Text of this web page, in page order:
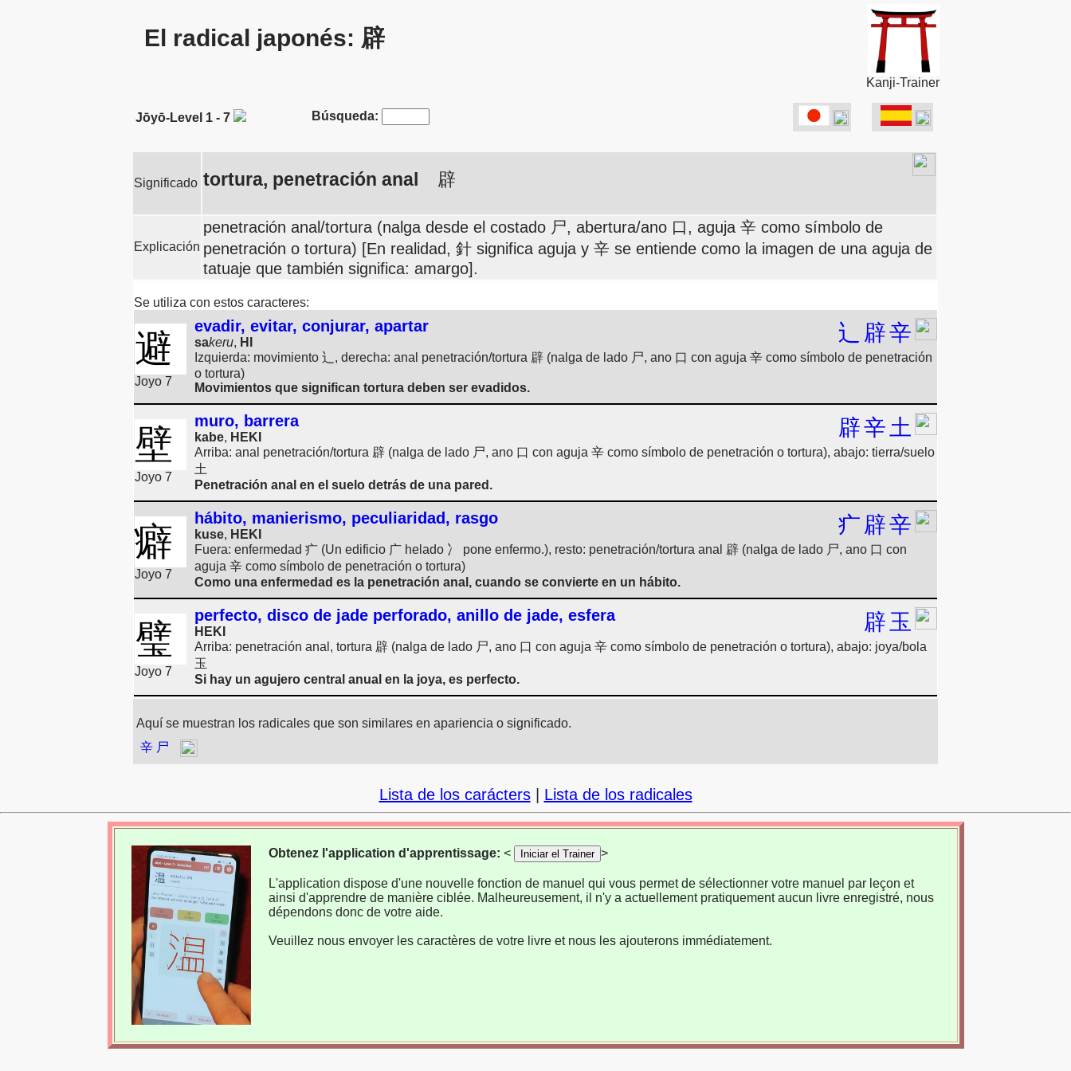
El radical japonés: 辟
Kanji-Trainer
Jōyō-Level 1 - 7 Búsqueda:
Significado tortura, penetración anal 辟
Explicación
penetración anal/tortura (nalga desde el costado 尸, abertura/ano 口, aguja 辛 como símbolo de
penetración o tortura) [En realidad, 針 significa aguja y 辛 se entiende como la imagen de una aguja de
tatuaje que también significa: amargo].
Se utiliza con estos caracteres:
避
Joyo 7
evadir, evitar, conjurar, apartar
sakeru, HI 辶 辟辛
Izquierda: movimiento 辶, derecha: anal penetración/tortura 辟 (nalga de lado 尸, ano 口 con aguja 辛 como símbolo de penetración
o tortura)
Movimientos que significan tortura deben ser evadidos.
壁
Joyo 7
muro, barrera
kabe, HEKI 辟辛 土
Arriba: anal penetración/tortura 辟 (nalga de lado 尸, ano 口 con aguja 辛 como símbolo de penetración o tortura), abajo: tierra/suelo
土
Penetración anal en el suelo detrás de una pared.
癖
Joyo 7
hábito, manierismo, peculiaridad, rasgo
kuse, HEKI 疒 辟辛
Fuera: enfermedad 疒 (Un edificio 广 helado 冫 pone enfermo.), resto: penetración/tortura anal 辟 (nalga de lado 尸, ano 口 con
aguja 辛 como símbolo de penetración o tortura)
Como una enfermedad es la penetración anal, cuando se convierte en un hábito.
璧
Joyo 7
perfecto, disco de jade perforado, anillo de jade, esfera
HEKI 辟 玉
Arriba: penetración anal, tortura 辟 (nalga de lado 尸, ano 口 con aguja 辛 como símbolo de penetración o tortura), abajo: joya/bola
玉
Si hay un agujero central anual en la joya, es perfecto.
Aquí se muestran los radicales que son similares en apariencia o significado.
辛 尸
Lista de los carácters| Lista de los radicales
Obtenez l'application d'apprentissage: < Iniciar el Trainer >
L'application dispose d'une nouvelle fonction de manuel qui vous permet de sélectionner votre manuel par leçon et
ainsi d'apprendre de manière ciblée. Malheureusement, il n'y a actuellement pratiquement aucun livre enregistré, nous
dépendons donc de votre aide.
Veuillez nous envoyer les caractères de votre livre et nous les ajouterons immédiatement.